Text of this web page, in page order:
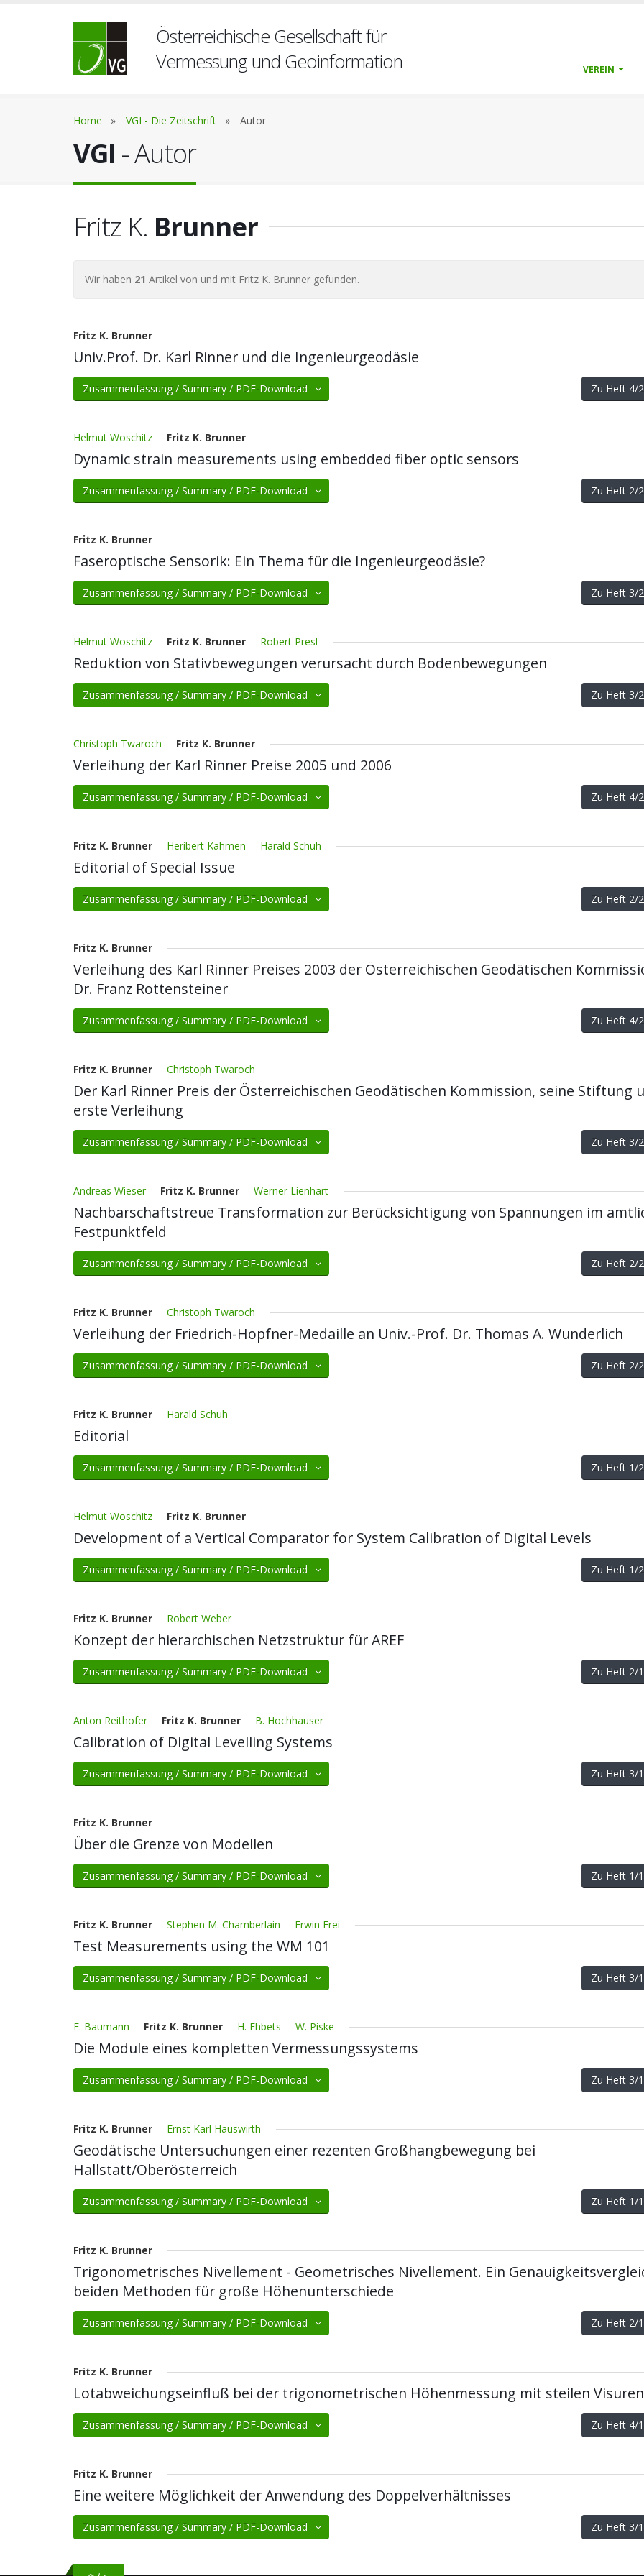
Österreichische Gesellschaft für
Vermessung und Geoinformation
VEREIN
Home » VGI - Die Zeitschrift » Autor
VGI - Autor
Fritz K. Brunner
Wir haben 21 Artikel von und mit Fritz K. Brunner gefunden.
Fritz K. Brunner
Univ.Prof. Dr. Karl Rinner und die Ingenieurgeodäsie
Zusammenfassung / Summary / PDF-Download Zu Heft 4/
Helmut Woschitz Fritz K. Brunner
Dynamic strain measurements using embedded fiber optic sensors
Zusammenfassung / Summary / PDF-Download Zu Heft 2/
Fritz K. Brunner
Faseroptische Sensorik: Ein Thema für die Ingenieurgeodäsie?
Zusammenfassung / Summary / PDF-Download Zu Heft 3/
Helmut Woschitz Fritz K. Brunner Robert Presl
Reduktion von Stativbewegungen verursacht durch Bodenbewegungen
Zusammenfassung / Summary / PDF-Download Zu Heft 3/
Christoph Twaroch Fritz K. Brunner
Verleihung der Karl Rinner Preise 2005 und 2006
Zusammenfassung / Summary / PDF-Download Zu Heft 4/
Fritz K. Brunner Heribert Kahmen Harald Schuh
Editorial of Special Issue
Zusammenfassung / Summary / PDF-Download Zu Heft 2/
Fritz K. Brunner
Verleihung des Karl Rinner Preises 2003 der Österreichischen Geodätischen
Dr. Franz Rottensteiner
Zusammenfassung / Summary / PDF-Download Zu Heft 4/
Fritz K. Brunner Christoph Twaroch
Der Karl Rinner Preis der Österreichischen Geodätischen Kommission, seine Stiftung
erste Verleihung
Zusammenfassung / Summary / PDF-Download Zu Heft 3/
Andreas Wieser Fritz K. Brunner Werner Lienhart
Nachbarschaftstreue Transformation zur Berücksichtigung von Spannungen im
Festpunktfeld
Zusammenfassung / Summary / PDF-Download Zu Heft 2/
Fritz K. Brunner Christoph Twaroch
Verleihung der Friedrich-Hopfner-Medaille an Univ.-Prof. Dr. Thomas A. Wunderlich
Zusammenfassung / Summary / PDF-Download Zu Heft 2/
Fritz K. Brunner Harald Schuh
Editorial
Zusammenfassung / Summary / PDF-Download Zu Heft 1/
Helmut Woschitz Fritz K. Brunner
Development of a Vertical Comparator for System Calibration of Digital Levels
Zusammenfassung / Summary / PDF-Download Zu Heft 1/
Fritz K. Brunner Robert Weber
Konzept der hierarchischen Netzstruktur für AREF
Zusammenfassung / Summary / PDF-Download Zu Heft 2/
Anton Reithofer Fritz K. Brunner B. Hochhauser
Calibration of Digital Levelling Systems
Zusammenfassung / Summary / PDF-Download Zu Heft 3/
Fritz K. Brunner
Über die Grenze von Modellen
Zusammenfassung / Summary / PDF-Download Zu Heft 1/
Fritz K. Brunner Stephen M. Chamberlain Erwin Frei
Test Measurements using the WM 101
Zusammenfassung / Summary / PDF-Download Zu Heft 3/
E. Baumann Fritz K. Brunner H. Ehbets W. Piske
Die Module eines kompletten Vermessungssystems
Zusammenfassung / Summary / PDF-Download Zu Heft 3/
Fritz K. Brunner Ernst Karl Hauswirth
Geodätische Untersuchungen einer rezenten Großhangbewegung bei
Hallstatt/Oberösterreich
Zusammenfassung / Summary / PDF-Download Zu Heft 1/
Fritz K. Brunner
Trigonometrisches Nivellement - Geometrisches Nivellement. Ein
beiden Methoden für große Höhenunterschiede
Zusammenfassung / Summary / PDF-Download Zu Heft 2/
Fritz K. Brunner
Lotabweichungseinfluß bei der trigonometrischen Höhenmessung mit steilen Visuren
Zusammenfassung / Summary / PDF-Download Zu Heft 4/
Fritz K. Brunner
Eine weitere Möglichkeit der Anwendung des Doppelverhältnisses
Zusammenfassung / Summary / PDF-Download Zu Heft 3/